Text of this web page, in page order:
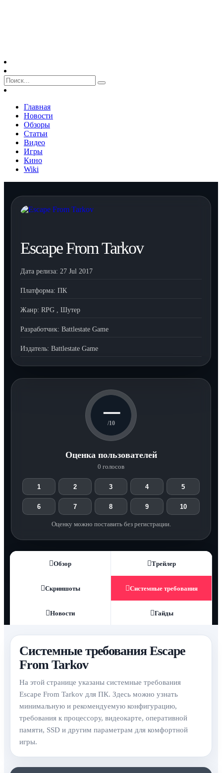
Главная
Новости
Обзоры
Статьи
Видео
Игры
Кино
Wiki
Escape From Tarkov
Дата релиза: 27 Jul 2017
Платформа: ПК
Жанр: RPG , Шутер
Разработчик: Battlestate Game
Издатель: Battlestate Game
—
/10
Оценка пользователей
0 голосов
1 2 3 4 5
6 7 8 9 10
Оценку можно поставить без регистрации.
Обзор Трейлер
Скриншоты Системные требования
Новости Гайды
Системные требования Escape
From Tarkov
На этой странице указаны системные требования
Escape From Tarkov для ПК. Здесь можно узнать
минимальную и рекомендуемую конфигурацию,
требования к процессору, видеокарте, оперативной
памяти, SSD и другим параметрам для комфортной
игры.